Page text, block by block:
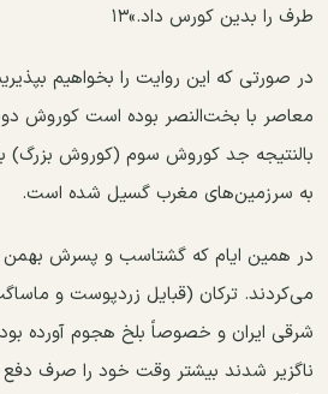
طرف را بدین کورس داد.»۱۳
در صورتی که این روایت را بخواهیم
بالنتیجه جد کوروش سوم (کوروش بزرگ)
به سرزمین‌های مغرب گسیل شده است.
در همین ایام که گشتاسب و پسرش بهمن
می‌کردند. ترکان (قبایل زردپوست و
شرقی ایران و خصوصاً بلخ هجوم آورده
ناگزیر شدند بیشتر وقت خود را صرف دفع